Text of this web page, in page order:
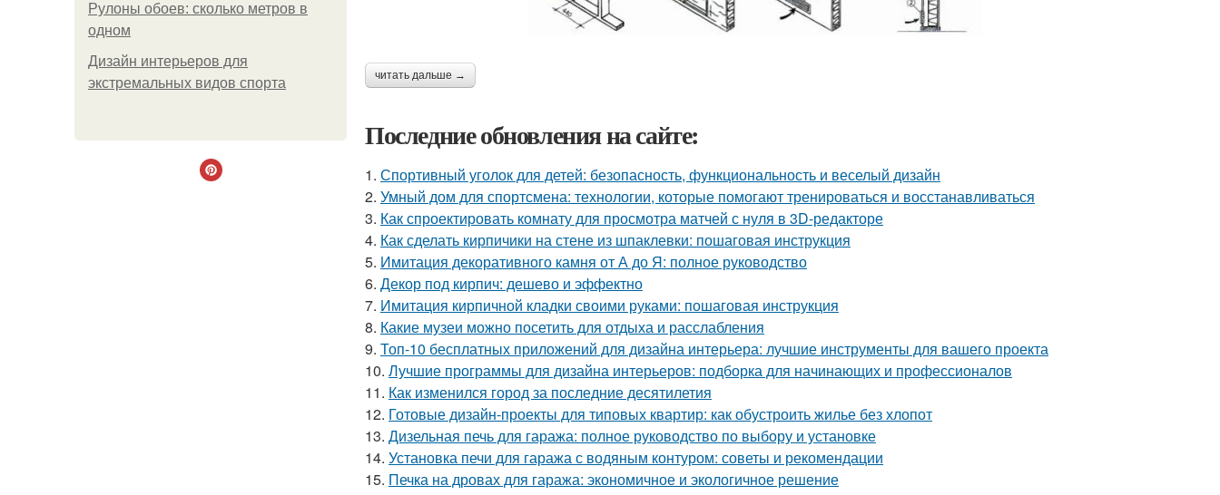
Рулоны обоев: сколько метров в
одном
Дизайн интерьеров для
экстремальных видов спорта
читать дальше →
Последние обновления на сайте:
1. Спортивный уголок для детей: безопасность, функциональность и веселый дизайн
2. Умный дом для спортсмена: технологии, которые помогают тренироваться и восстанавливаться
3. Как спроектировать комнату для просмотра матчей с нуля в 3D-редакторе
4. Как сделать кирпичики на стене из шпаклевки: пошаговая инструкция
5. Имитация декоративного камня от А до Я: полное руководство
6. Декор под кирпич: дешево и эффектно
7. Имитация кирпичной кладки своими руками: пошаговая инструкция
8. Какие музеи можно посетить для отдыха и расслабления
9. Топ-10 бесплатных приложений для дизайна интерьера: лучшие инструменты для вашего проекта
10. Лучшие программы для дизайна интерьеров: подборка для начинающих и профессионалов
11. Как изменился город за последние десятилетия
12. Готовые дизайн-проекты для типовых квартир: как обустроить жилье без хлопот
13. Дизельная печь для гаража: полное руководство по выбору и установке
14. Установка печи для гаража с водяным контуром: советы и рекомендации
15. Печка на дровах для гаража: экономичное и экологичное решение